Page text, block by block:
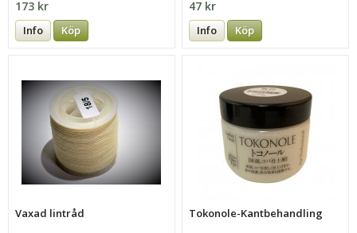
173 kr
Info Köp
47 kr
Info Köp
Vaxad lintråd Tokonole-Kantbehandling